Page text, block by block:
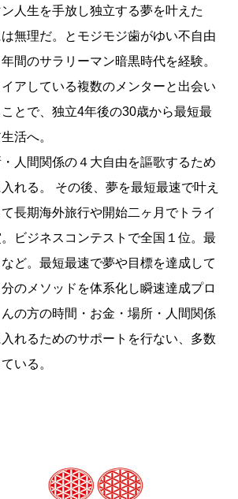
人生を手放し独立する夢を叶えた
無理だ。とモジモジ歯がゆい不自由
間のサラリーマン暗黒時代を経験。
アしている複数のメンターと出会い
とで、独立4年後の30歳から最短最
活へ。
人間関係の４大自由を謳歌するため
れる。 その後、夢を最短最速で叶え
長期海外旅行や開始二ヶ月でトライ
ビジネスコンテストで全国１位。最
ど。最短最速で夢や目標を達成して
のメソッドを体系化し瞬速達成プロ
の方の時間・お金・場所・人間関係
れるためのサポートを行ない、多数
いる。